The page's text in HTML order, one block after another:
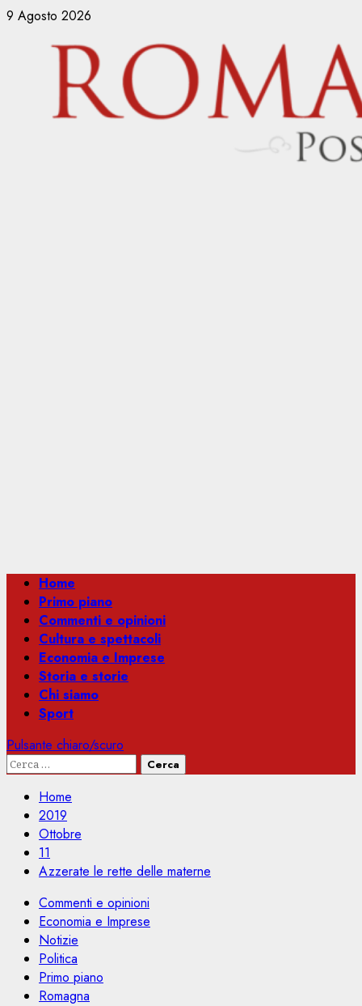
Vai
contenuto
9 Agosto 2026
Menu
principale
Home
Primo piano
Commenti e opinioni
Cultura e spettacoli
Economia e Imprese
Storia e storie
Chi siamo
Sport
Pulsante chiaro/scuro
Ricerca
Home
2019
Ottobre
11
Azzerate le rette delle materne
Commenti e opinioni
Economia e Imprese
Notizie
Politica
Primo piano
Romagna